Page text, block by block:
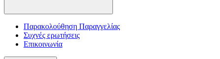
Παρακολούθηση Παραγγελίας
Συχνές ερωτήσεις
Επικοινωνία